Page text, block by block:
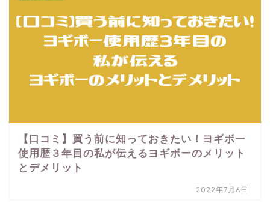
【口コミ】買う前に知っておきたい！ヨギボー
使用歴３年目の私が伝えるヨギボーのメリット
とデメリット
2022年7月6日